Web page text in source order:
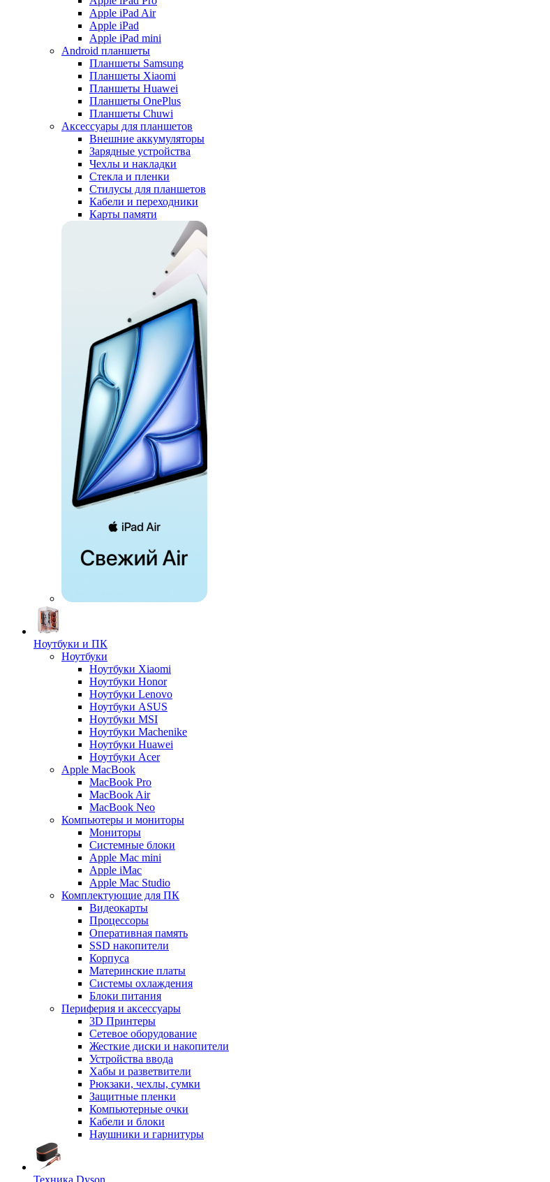
Apple iPad Air
Apple iPad
Apple iPad mini
Android планшеты
Планшеты Samsung
Планшеты Xiaomi
Планшеты Huawei
Планшеты OnePlus
Планшеты Chuwi
Аксессуары для планшетов
Внешние аккумуляторы
Зарядные устройства
Чехлы и накладки
Стекла и пленки
Стилусы для планшетов
Кабели и переходники
Карты памяти
Ноутбуки и ПК
Ноутбуки
Ноутбуки Xiaomi
Ноутбуки Honor
Ноутбуки Lenovo
Ноутбуки ASUS
Ноутбуки MSI
Ноутбуки Machenike
Ноутбуки Huawei
Ноутбуки Acer
Apple MacBook
MacBook Pro
MacBook Air
MacBook Neo
Компьютеры и мониторы
Мониторы
Системные блоки
Apple Mac mini
Apple iMac
Apple Mac Studio
Комплектующие для ПК
Видеокарты
Процессоры
Оперативная память
SSD накопители
Корпуса
Материнские платы
Системы охлаждения
Блоки питания
Периферия и аксессуары
3D Принтеры
Сетевое оборудование
Жесткие диски и накопители
Устройства ввода
Хабы и разветвители
Рюкзаки, чехлы, сумки
Защитные пленки
Компьютерные очки
Кабели и блоки
Наушники и гарнитуры
Техника Dyson